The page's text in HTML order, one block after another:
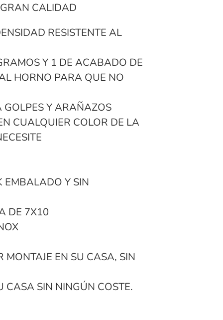
CALIDAD
RESISTENTE AL
Y 1 DE ACABADO DE
HORNO PARA QUE NO
GOLPES Y ARAÑAZOS
CUALQUIER COLOR DE LA
EMBALADO Y SIN
DE 7X10
EN SU CASA, SIN
CASA SIN NINGÚN COSTE.